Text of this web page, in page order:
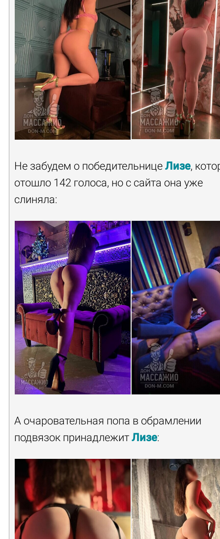
Не забудем о победительнице Лизе,
отошло 142 голоса, но с сайта она уже
слиняла:
А очаровательная попа в обрамлении
подвязок принадлежит Лизе: